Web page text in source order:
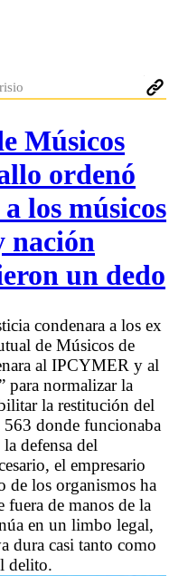
Músicos
ordenó
los músicos
nación
un dedo
condenara a los ex
de Músicos de
al IPCYMER y al
para normalizar la
la restitución del
donde funcionaba
defensa del
el empresario
los organismos ha
de manos de la
en un limbo legal,
dura casi tanto como
delito.